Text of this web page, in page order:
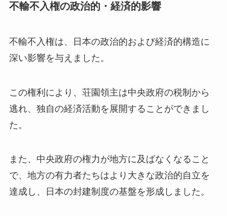
不輸不入権の政治的・経済的影響
不輸不入権は、日本の政治的および経済的構造に
深い影響を与えました。
この権利により、荘園領主は中央政府の税制から
逃れ、独自の経済活動を展開することができまし
た。
また、中央政府の権力が地方に及ばなくなること
で、地方の有力者たちはより大きな政治的自立を
達成し、日本の封建制度の基盤を形成しました。